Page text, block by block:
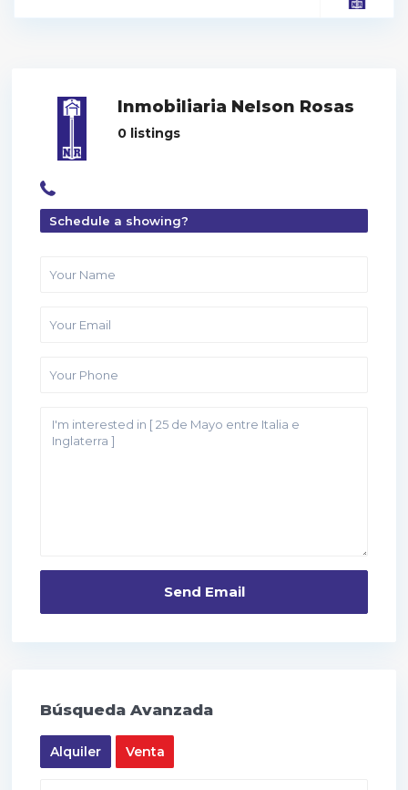
Inmobiliaria Nelson Rosas
0 listings
Schedule a showing?
Búsqueda Avanzada
Alquiler Venta